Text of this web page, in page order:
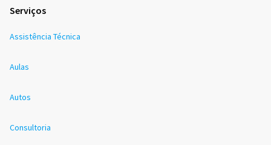
Serviços
Assistência Técnica
Aulas
Autos
Consultoria